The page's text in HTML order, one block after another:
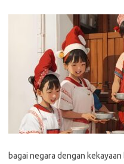
bagai negara dengan